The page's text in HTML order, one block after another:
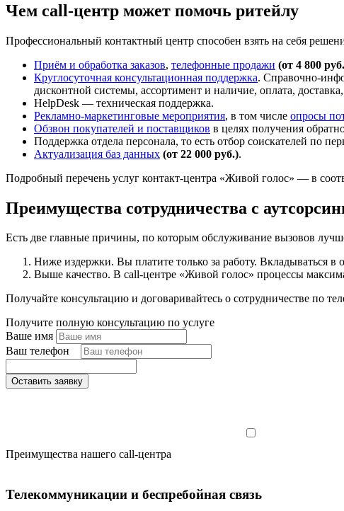
Чем call-центр может помочь ритейлу
Профессиональный контактный центр способен взять на себя
Приём и обработка заказов, телефонные продажи (от 4 800
Круглосуточная консультационная поддержка. Справочно-
дисконтной системы, ассортимент и наличие, оплата,
HelpDesk — техническая поддержка.
Рекламно-маркетинговые мероприятия, в том числе опросы
Обзвон покупателей и поставщиков в целях получения
Поддержка отдела персонала, то есть отбор соискателей по
Актуализация баз данных (от 22 000 руб.).
Подробный перечень услуг контакт-центра «Живой голос» — в
Преимущества сотрудничества с
Есть две главные причины, по которым обслуживание вызовов
Ниже издержки. Вы платите только за работу. Вкладываться
Выше качество. В call-центре «Живой голос» процессы
Получайте консультацию и договаривайтесь о сотрудничестве по
Получите полную консультацию по услуге
Ваше имя
Ваш телефон
Оставить заявку
Преимущества нашего call-центра
Телекоммуникации и беспребойная связь